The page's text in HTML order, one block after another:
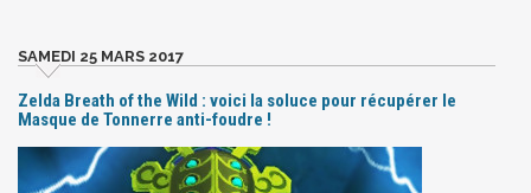
SAMEDI 25 MARS 2017
Zelda Breath of the Wild : voici la soluce pour récupérer le
Masque de Tonnerre anti-foudre !